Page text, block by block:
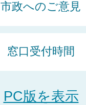
市政へのご意見
窓口受付時間
PC版を表示